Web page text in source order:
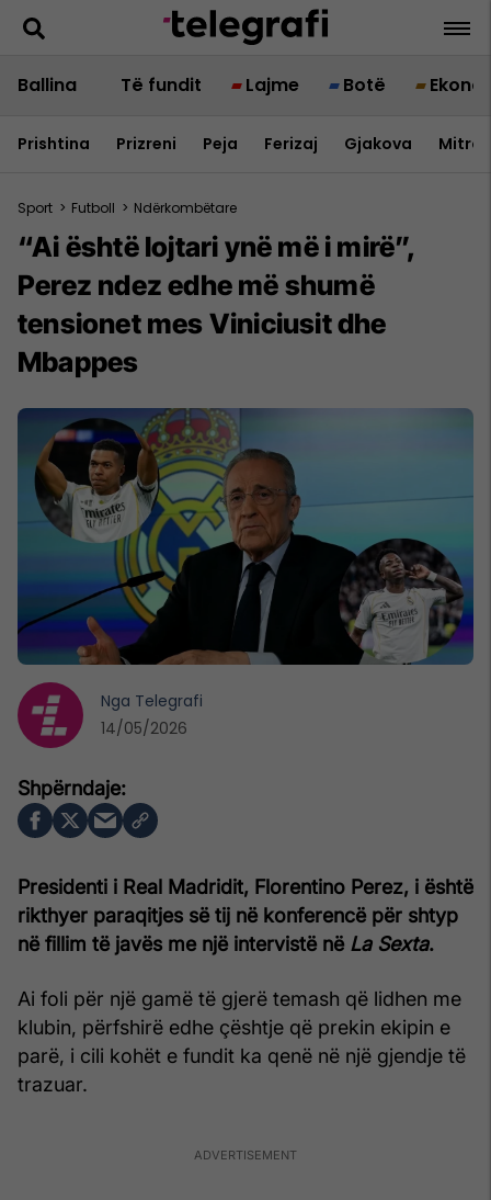
Ballina Të fundit Lajme Botë
Prishtina Prizreni Peja Ferizaj Gjakova
Sport > Futboll > Ndërkombëtare
“Ai është lojtari ynë më i mirë”,
Perez ndez edhe më shumë
tensionet mes Viniciusit dhe
Mbappes
Presidenti i Real Madridit, Florentino Perez, i është
rikthyer paraqitjes së tij në konferencë për shtyp
në fillim të javës me një intervistë në La Sexta.
Ai foli për një gamë të gjerë temash që lidhen me
klubin, përfshirë edhe çështje që prekin ekipin e
parë, i cili kohët e fundit ka qenë në një gjendje të
trazuar.
Nga Telegrafi
14/05/2026